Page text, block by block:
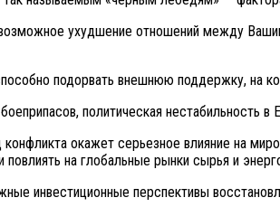
ухудшение отношений между
подорвать внешнюю поддержку, на
политическая нестабильность
окажет серьезное влияние на
повлиять на глобальные рынки сырья и
инвестиционные перспективы